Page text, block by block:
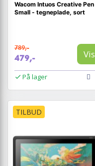
Wacom Intuos Creative Pen
Small - tegneplade, sort
789,-
479,- Vis
På lager
TILBUD